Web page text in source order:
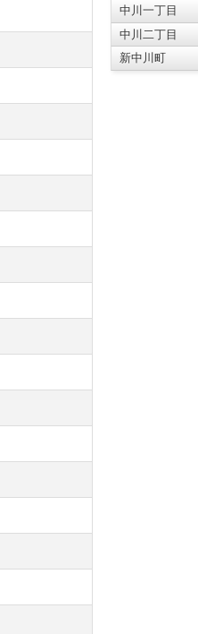
中川一丁目
中川二丁目
新中川町